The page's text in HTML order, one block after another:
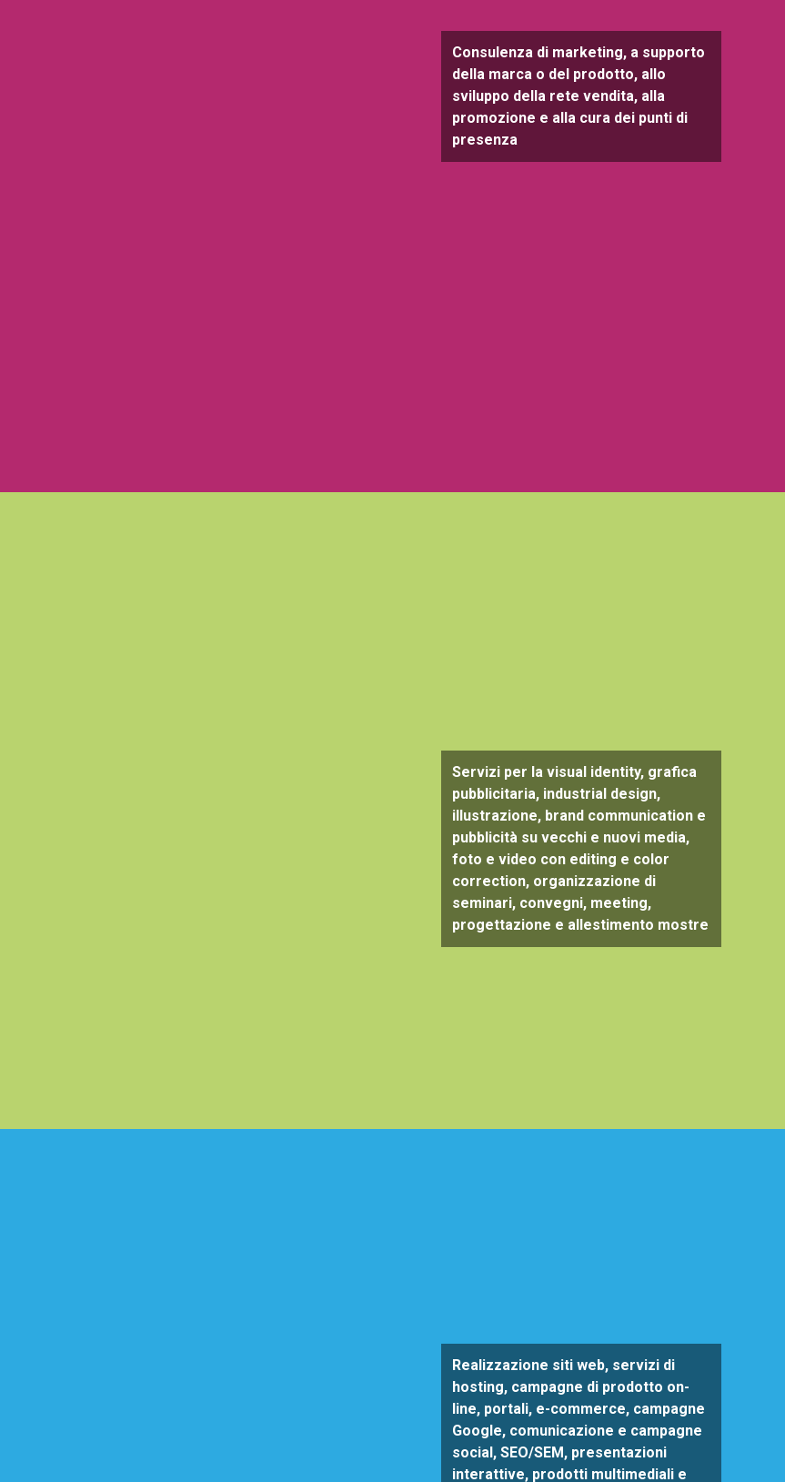
Consulenza di marketing, a supporto
della marca o del prodotto, allo
sviluppo della rete vendita, alla
promozione e alla cura dei punti di
presenza
Servizi per la visual identity, grafica
pubblicitaria, industrial design,
illustrazione, brand communication e
pubblicità su vecchi e nuovi media,
foto e video con editing e color
correction, organizzazione di
seminari, convegni, meeting,
progettazione e allestimento mostre
Realizzazione siti web, servizi di
hosting, campagne di prodotto on-
line, portali, e-commerce, campagne
Google, comunicazione e campagne
social, SEO/SEM, presentazioni
interattive, prodotti multimediali e